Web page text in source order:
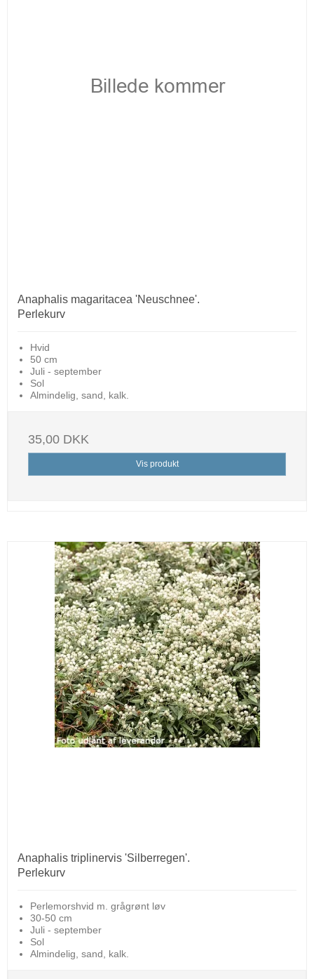
Anaphalis magaritacea 'Neuschnee'.
Perlekurv
Hvid
50 cm
Juli - september
Sol
Almindelig, sand, kalk.
35,00 DKK
Vis produkt
Anaphalis triplinervis 'Silberregen'.
Perlekurv
Perlemorshvid m. grågrønt løv
30-50 cm
Juli - september
Sol
Almindelig, sand, kalk.